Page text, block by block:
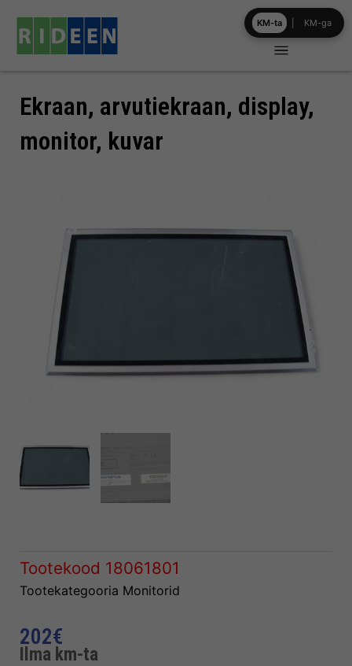
content
Ekraan, arvutiekraan, display,
monitor, kuvar
Tootekood 18061801
Tootekategooria Monitorid
202€
Ilma km-ta
KM-ta KM-ga